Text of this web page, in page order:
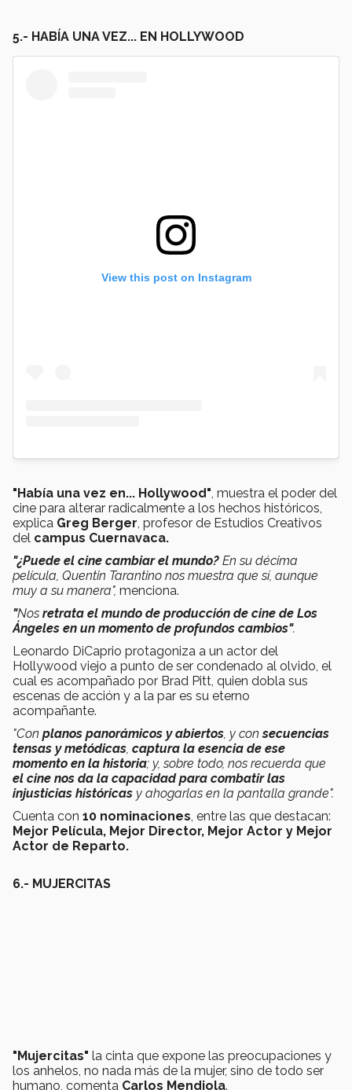
5.- HABÍA UNA VEZ... EN HOLLYWOOD
View this post on Instagram
"Había una vez en... Hollywood" , muestra el poder del
cine para alterar radicalmente a los hechos históricos,
explica Greg Berger , profesor de Estudios Creativos
del campus Cuernavaca.
"¿Puede el cine cambiar el mundo? En su décima
película, Quentin Tarantino nos muestra que sí, aunque
muy a su manera", menciona.
"Nos retrata el mundo de producción de cine de Los
Ángeles en un momento de profundos cambios".
Leonardo DiCaprio protagoniza a un actor del
Hollywood viejo a punto de ser condenado al olvido, el
cual es acompañado por Brad Pitt, quien dobla sus
escenas de acción y a la par es su eterno
acompañante.
"Con planos panorámicos y abiertos , y consecuencias
tensas y metódicas captura la esencia de ese
momento en la historia; y, sobre todo, nos recuerda que
el cine nos da la capacidad para combatir las
injusticias históricas y ahogarlas en la pantalla grande".
Cuenta con 10 nominaciones , entre las que destacan:
Mejor Película, Mejor Director, Mejor Actor y Mejor
Actor de Reparto.
6.- MUJERCITAS
"Mujercitas" la cinta que expone las preocupaciones y
los anhelos, no nada más de la mujer, sino de todo ser
humano, comenta Carlos Mendiola.